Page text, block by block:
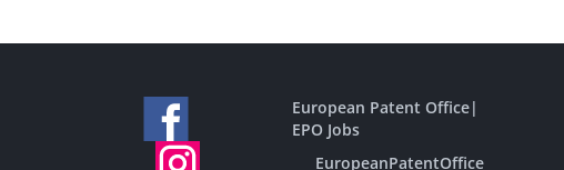
European Patent Office|
EPO Jobs
EuropeanPatentOffice